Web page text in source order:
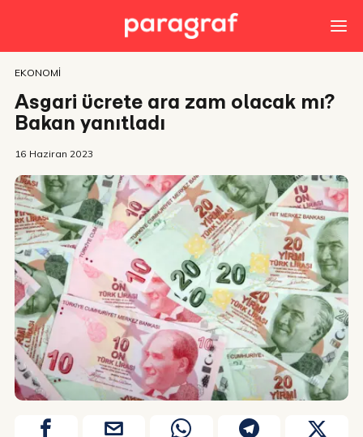
EKONOMI
Asgari ücrete ara zam olacak mı?
Bakan yanıtladı
16 Haziran 2023